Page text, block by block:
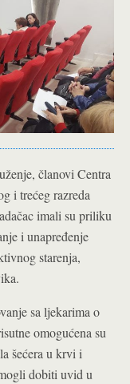
članovi Centra
i trećeg razreda
imali su priliku
i unapređenje
starenja,
sa ljekarima o
omogućena su
šećera u krvi i
dobiti uvid u